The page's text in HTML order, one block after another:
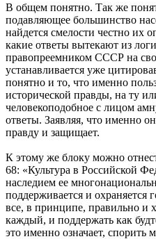
В общем понятно. Так же
подавляющее большинство
найдется смелости честно их
какие ответы вытекают из
правопреемником СССР на
устанавливается уже
понятно и то, что именно
исторической правды, на ту
человекоподобное с лицом
ответы. Заявляя, что именно
правду и защищает.
К этому же блоку можно
68: «Культура в Российской
наследием ее
поддерживается и охраняется
все, в принципе, правильно и
каждый, и поддержать как
это именно означает,